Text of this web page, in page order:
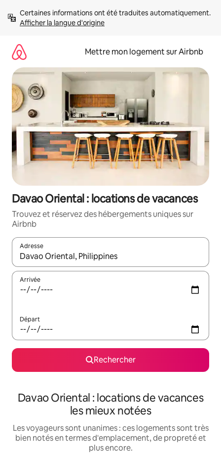
directement
Afficher la langue d'origine
Mettre mon logement sur Airbnb
Davao Oriental : locations de vacances
Trouvez et réservez des hébergements uniques sur
Airbnb
Adresse
Lorsque les résultats s'affichent, utilisez les flèches vers le
Arrivée
Départ
Rechercher
Davao Oriental : locations de vacances
les mieux notées
Les voyageurs sont unanimes : ces logements sont très
bien notés en termes d'emplacement, de propreté et
plus encore.